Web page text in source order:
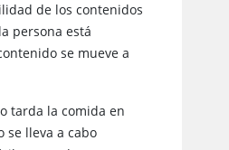
de los contenidos
persona está
se mueve a
tarda la comida en
se lleva a cabo